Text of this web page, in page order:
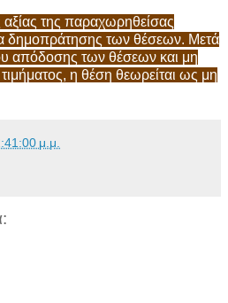
της παραχωρηθείσας
δημοπράτησης των θέσεων. Μετά
απόδοσης των θέσεων και μη
η θέση θεωρείται ως μη
μ.μ.